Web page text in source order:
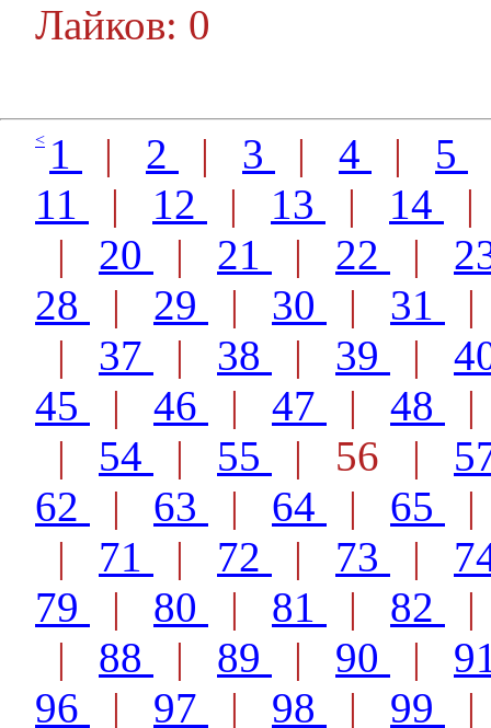
Лайков: 0
< 1 | 2 | 3 | 4 | 5
11
| 12 | 13 | 14
| 20 | 21 | 22 |
28
| 29 | 30 | 31
| 37 | 38 | 39 |
45
| 46 | 47 | 48
| 54 | 55 | 56 |
62
| 63 | 64 | 65
| 71 | 72 | 73 |
79
| 80 | 81 | 82
| 88 | 89 | 90 |
96
| 97 | 98 | 99